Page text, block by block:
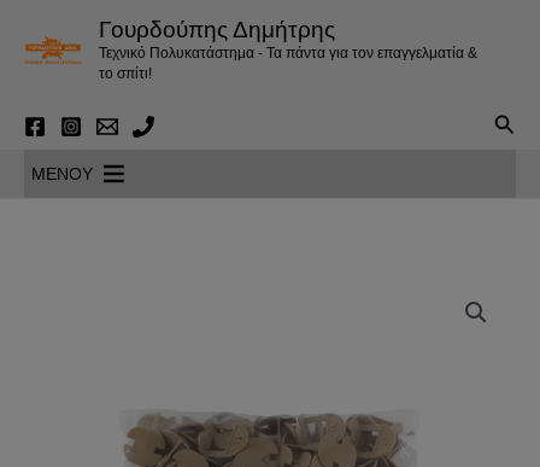
περιεχόμενο
Γουρδούπης Δημήτρης
Τεχνικό Πολυκατάστημα - Τα πάντα για τον επαγγελματία &
το σπίτι!
MENOY